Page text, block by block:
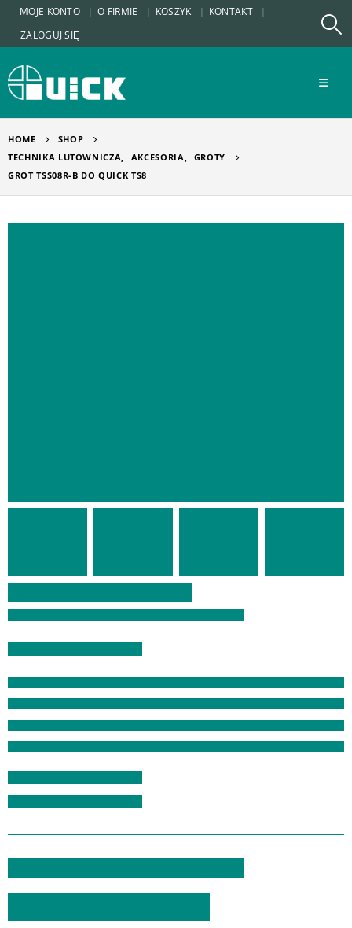
MOJE KONTO O FIRMIE KOSZYK
KONTAKT
ZALOGUJ SIĘ
HOME
SHOP
TECHNIKA LUTOWNICZA, AKCESORIA, GROTY
GROT TSS08R-B DO QUICK TS8